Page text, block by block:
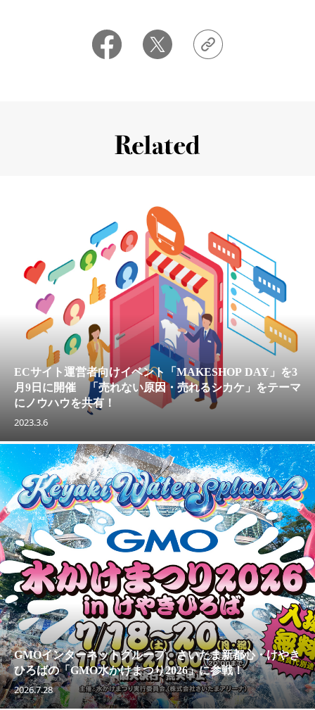
ECサイト運営者向けイベント「MAKESHOP DAY」を3
月9日に開催 「売れない原因・売れるシカケ」をテーマ
にノウハウを共有！
2023.3.6
GMOインターネットグループ、さいたま新都心・けやき
ひろばの「GMO水かけまつり2026」に参戦！
2026.7.28